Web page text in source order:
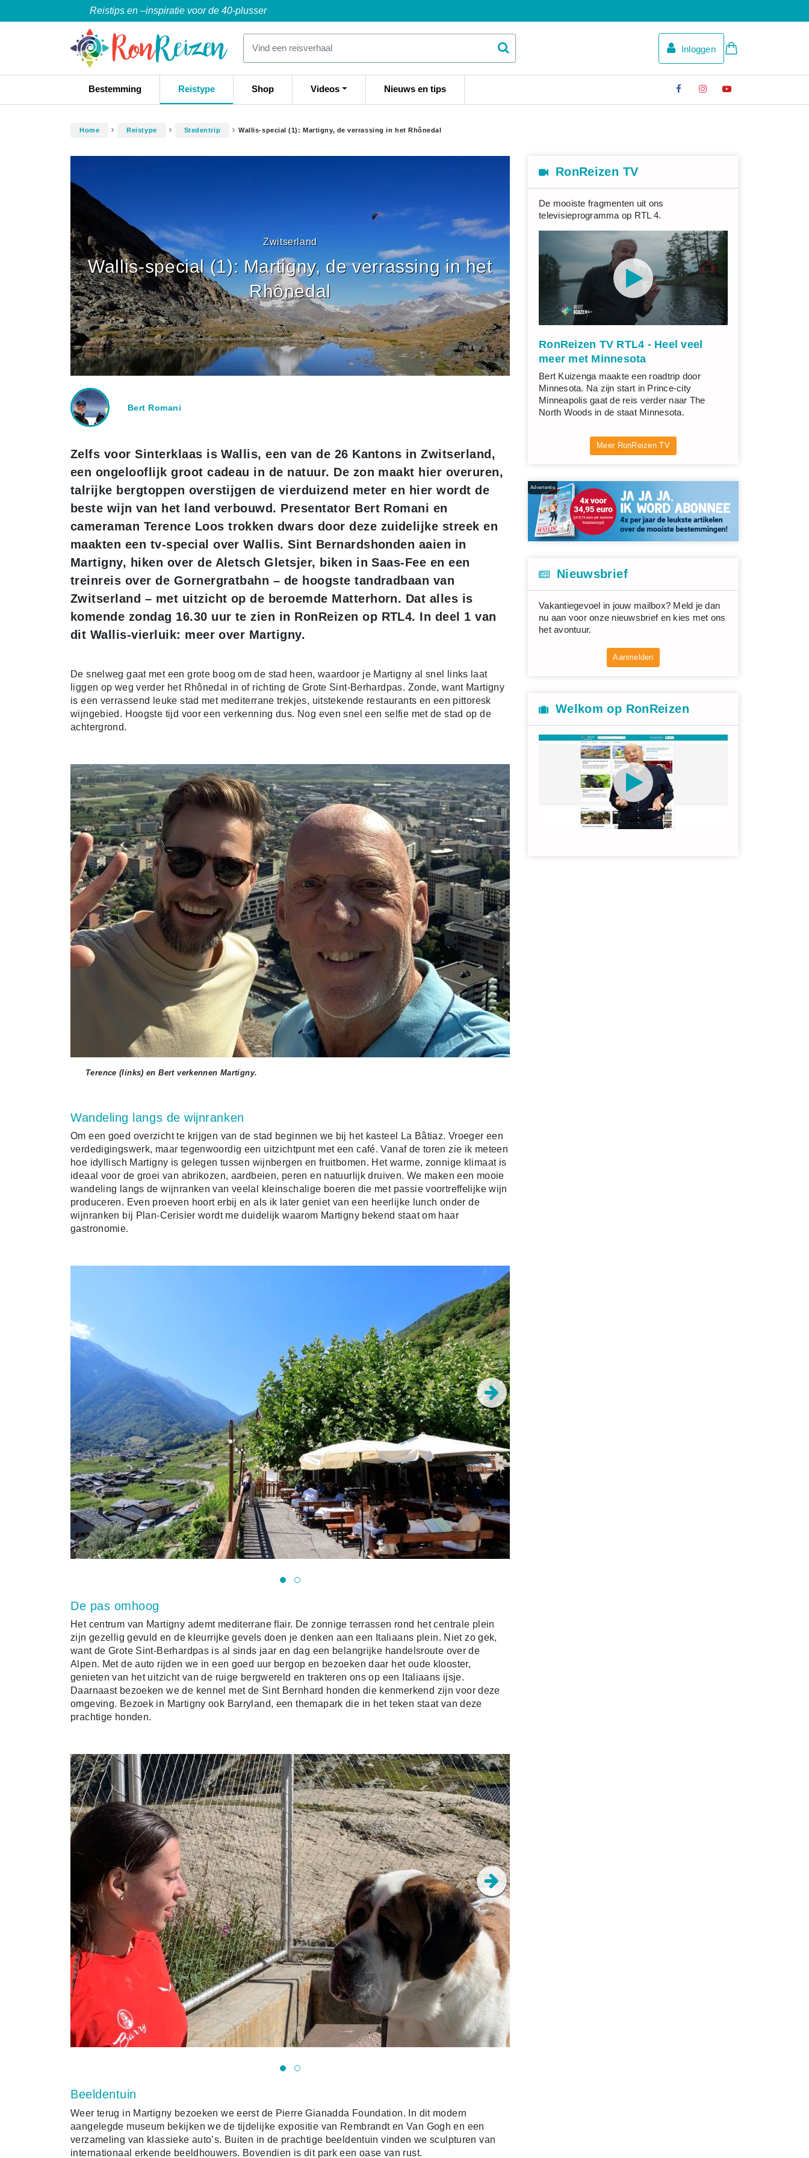
Reistips en –inspiratie voor de 40-plusser
Inloggen
Bestemming Reistype Shop Videos Nieuws en tips
Home Reistype Stedentrip Wallis-special (1): Martigny, de verrassing in het Rhônedal
Zwitserland
Wallis-special (1): Martigny, de verrassing in het
Rhônedal
Bert Romani
Zelfs voor Sinterklaas is Wallis, een van de 26 Kantons in Zwitserland,
een ongelooflijk groot cadeau in de natuur. De zon maakt hier overuren,
talrijke bergtoppen overstijgen de vierduizend meter en hier wordt de
beste wijn van het land verbouwd. Presentator Bert Romani en
cameraman Terence Loos trokken dwars door deze zuidelijke streek en
maakten een tv-special over Wallis. Sint Bernardshonden aaien in
Martigny, hiken over de Aletsch Gletsjer, biken in Saas-Fee en een
treinreis over de Gornergratbahn – de hoogste tandradbaan van
Zwitserland – met uitzicht op de beroemde Matterhorn. Dat alles is
komende zondag 16.30 uur te zien in RonReizen op RTL4. In deel 1 van
dit Wallis-vierluik: meer over Martigny.
De snelweg gaat met een grote boog om de stad heen, waardoor je Martigny al snel links laat
liggen op weg verder het Rhônedal in of richting de Grote Sint-Berhardpas. Zonde, want Martigny
is een verrassend leuke stad met mediterrane trekjes, uitstekende restaurants en een pittoresk
wijngebied. Hoogste tijd voor een verkenning dus. Nog even snel een selfie met de stad op de
achtergrond.
Terence (links) en Bert verkennen Martigny.
Wandeling langs de wijnranken
Om een goed overzicht te krijgen van de stad beginnen we bij het kasteel La Bâtiaz. Vroeger een
verdedigingswerk, maar tegenwoordig een uitzichtpunt met een café. Vanaf de toren zie ik meteen
hoe idyllisch Martigny is gelegen tussen wijnbergen en fruitbomen. Het warme, zonnige klimaat is
ideaal voor de groei van abrikozen, aardbeien, peren en natuurlijk druiven. We maken een mooie
wandeling langs de wijnranken van veelal kleinschalige boeren die met passie voortreffelijke wijn
produceren. Even proeven hoort erbij en als ik later geniet van een heerlijke lunch onder de
wijnranken bij Plan-Cerisier wordt me duidelijk waarom Martigny bekend staat om haar
gastronomie.
De pas omhoog
Het centrum van Martigny ademt mediterrane flair. De zonnige terrassen rond het centrale plein
zijn gezellig gevuld en de kleurrijke gevels doen je denken aan een Italiaans plein. Niet zo gek,
want de Grote Sint-Berhardpas is al sinds jaar en dag een belangrijke handelsroute over de
Alpen. Met de auto rijden we in een goed uur bergop en bezoeken daar het oude klooster,
genieten van het uitzicht van de ruige bergwereld en trakteren ons op een Italiaans ijsje.
Daarnaast bezoeken we de kennel met de Sint Bernhard honden die kenmerkend zijn voor deze
omgeving. Bezoek in Martigny ook Barryland, een themapark die in het teken staat van deze
prachtige honden.
Beeldentuin
Weer terug in Martigny bezoeken we eerst de Pierre Gianadda Foundation. In dit modern
aangelegde museum bekijken we de tijdelijke expositie van Rembrandt en Van Gogh en een
verzameling van klassieke auto’s. Buiten in de prachtige beeldentuin vinden we sculpturen van
internationaal erkende beeldhouwers. Bovendien is dit park een oase van rust.
RonReizen TV
De mooiste fragmenten uit ons
televisieprogramma op RTL 4.
RonReizen TV RTL4 - Heel veel
meer met Minnesota
Bert Kuizenga maakte een roadtrip door
Minnesota. Na zijn start in Prince-city
Minneapolis gaat de reis verder naar The
North Woods in de staat Minnesota.
Meer RonReizen TV
Advertentie
Nieuwsbrief
Vakantiegevoel in jouw mailbox? Meld je dan
nu aan voor onze nieuwsbrief en kies met ons
het avontuur.
Aanmelden
Welkom op RonReizen